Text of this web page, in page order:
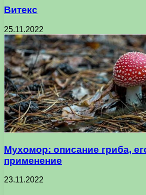
Витекс
25.11.2022
Мухомор: описание гриба,
применение
23.11.2022